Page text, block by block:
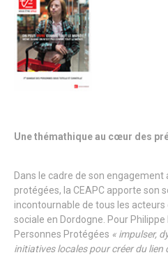
Une thémathique au cœur des
Dans le cadre de son engagement
protégées, la CEAPC apporte son
incontournable de tous les acteurs
sociale en Dordogne. Pour
Personnes Protégées « impulser,
initiatives locales pour créer du lien